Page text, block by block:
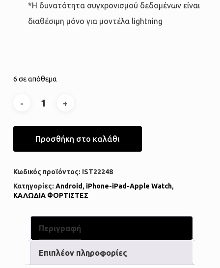
*Η δυνατότητα συγχρονισμού δεδομένων είναι
διαθέσιμη μόνο για μοντέλα lightning
6 σε απόθεμα
Προσθήκη στο καλάθι
Κωδικός προϊόντος: IST22248
Κατηγορίες: Android, iPhone-iPad-Apple Watch,
ΚΑΛΩΔΙΑ ΦΟΡΤΙΣΤΕΣ
Περιγραφή
Επιπλέον πληροφορίες